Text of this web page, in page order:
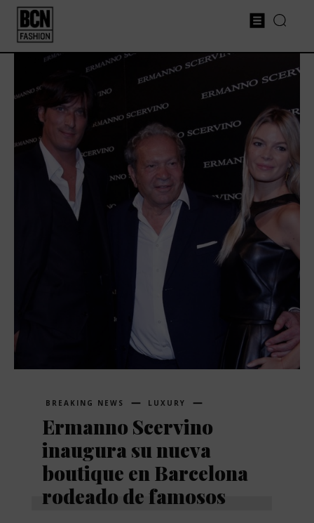
BREAKING NEWS LUXURY
Ermanno Scervino
inaugura su nueva
boutique en Barcelona
rodeado de famosos